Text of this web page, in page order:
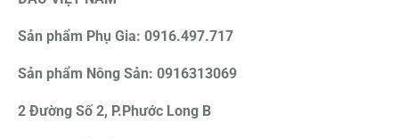
Sản phẩm Phụ Gia: 0916.497.717
Sản phẩm Nông Sản: 0916313069
2 Đường Số 2, P.Phước Long B